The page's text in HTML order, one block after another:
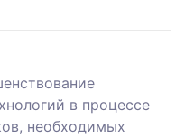
в процессе
необходимых